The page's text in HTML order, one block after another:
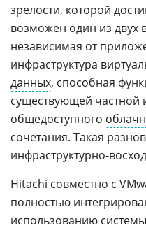
зрелости, которой
возможен один из двух
независимая от
инфраструктура
данных, способная
существующей частной
общедоступного
сочетания. Такая
инфраструктурно-
Hitachi совместно с
полностью
использованию